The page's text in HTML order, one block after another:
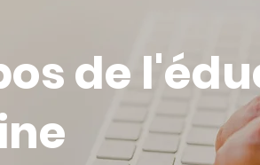
de